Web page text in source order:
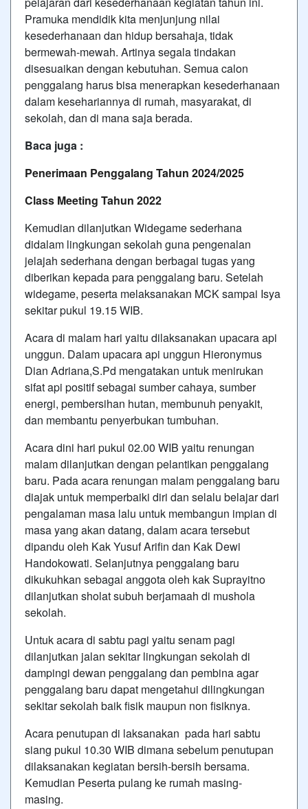
Pramuka mendidik kita menjunjung nilai
kesederhanaan dan hidup bersahaja, tidak
bermewah-mewah. Artinya segala tindakan
disesuaikan dengan kebutuhan. Semua calon
penggalang harus bisa menerapkan kesederhanaan
dalam kesehariannya di rumah, masyarakat, di
sekolah, dan di mana saja berada.
Baca juga :
Penerimaan Penggalang Tahun 2024/2025
Class Meeting Tahun 2022
Kemudian dilanjutkan Widegame sederhana
didalam lingkungan sekolah guna pengenalan
jelajah sederhana dengan berbagai tugas yang
diberikan kepada para penggalang baru. Setelah
widegame, peserta melaksanakan MCK sampai Isya
sekitar pukul 19.15 WIB.
Acara di malam hari yaitu dilaksanakan upacara api
unggun. Dalam upacara api unggun Hieronymus
Dian Adriana,S.Pd mengatakan untuk menirukan
sifat api positif sebagai sumber cahaya, sumber
energi, pembersihan hutan, membunuh penyakit,
dan membantu penyerbukan tumbuhan.
Acara dini hari pukul 02.00 WIB yaitu renungan
malam dilanjutkan dengan pelantikan penggalang
baru. Pada acara renungan malam penggalang baru
diajak untuk memperbaiki diri dan selalu belajar dari
pengalaman masa lalu untuk membangun impian di
masa yang akan datang, dalam acara tersebut
dipandu oleh Kak Yusuf Arifin dan Kak Dewi
Handokowati. Selanjutnya penggalang baru
dikukuhkan sebagai anggota oleh kak Suprayitno
dilanjutkan sholat subuh berjamaah di mushola
sekolah.
Untuk acara di sabtu pagi yaitu senam pagi
dilanjutkan jalan sekitar lingkungan sekolah di
dampingi dewan penggalang dan pembina agar
penggalang baru dapat mengetahui dilingkungan
sekitar sekolah baik fisik maupun non fisiknya.
Acara penutupan di laksanakan pada hari sabtu
siang pukul 10.30 WIB dimana sebelum penutupan
dilaksanakan kegiatan bersih-bersih bersama.
Kemudian Peserta pulang ke rumah masing-
masing.